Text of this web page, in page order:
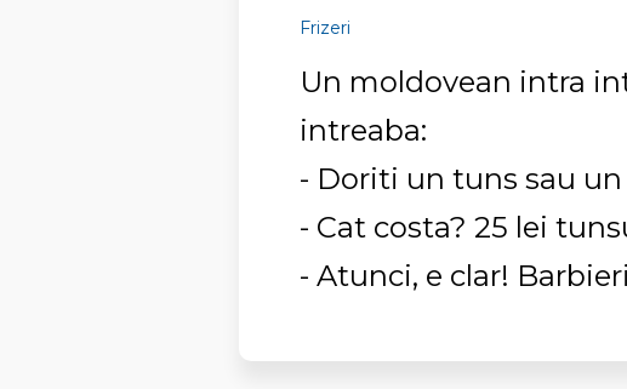
Frizeri
Un moldovean intra
intreaba:
- Doriti un tuns sau
- Cat costa? 25 lei
- Atunci, e clar!